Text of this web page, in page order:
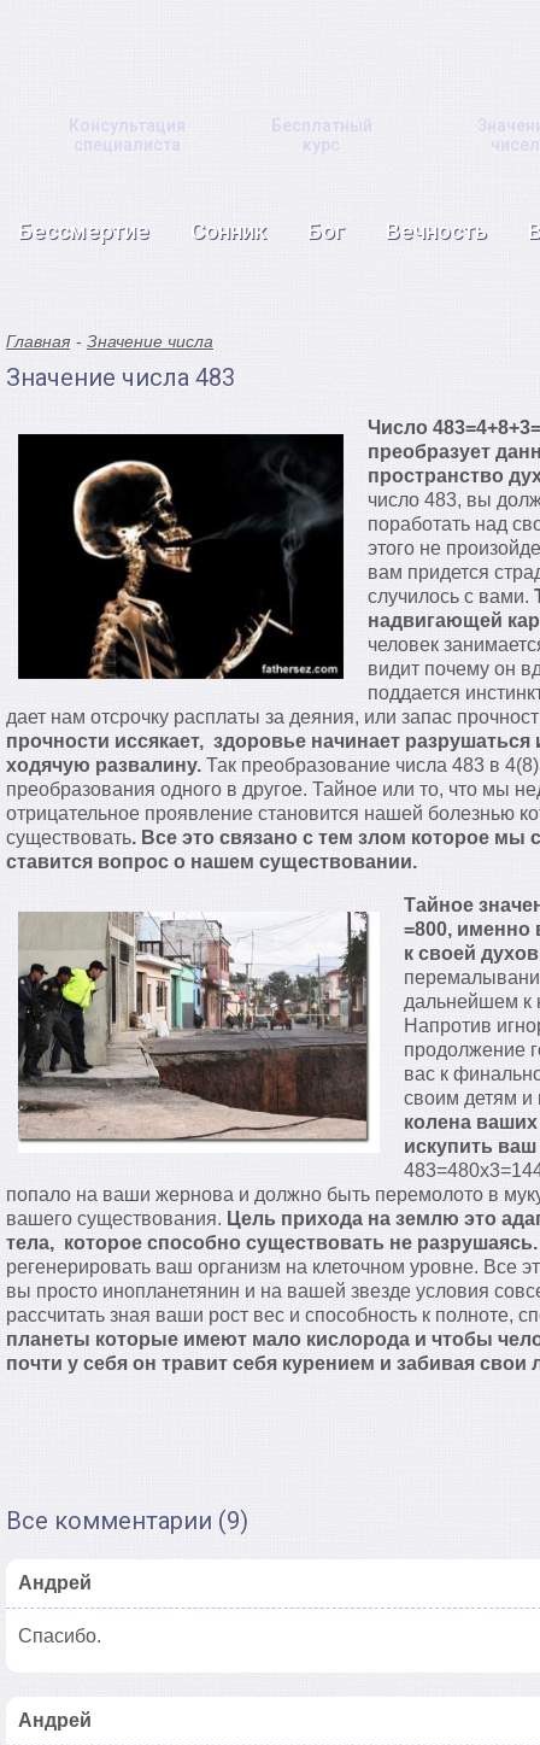
Консультация
специалиста
Бесплатный
курс
чисел
Бессмертие Сонник Бог Вечность
Главная Значение числа
Значение числа 483
Число
преобразует
пространство
число 483, вы
поработать над
этого не
вам придется
случилось с вами.
надвигающей
человек
видит почему он
поддается
дает нам отсрочку расплаты за деяния, или запас
прочности иссякает, здоровье начинает
ходячую развалину. Так преобразование числа 483 в
преобразования одного в другое. Тайное или то, что мы
отрицательное проявление становится нашей болезнью
существовать. Все это связано с тем злом которое мы
ставится вопрос о нашем существовании.
Тайное
=800, именно
к своей
дальнейшем к
Напротив
продолжение
вас к
своим детям и
колена
искупить ваш
попало на ваши жернова и должно быть перемолото в
вашего существования. Цель прихода на землю это
тела, которое способно существовать не разрушаясь.
регенерировать ваш организм на клеточном уровне. Все
вы просто инопланетянин и на вашей звезде условия
рассчитать зная ваши рост вес и способность к полноте,
планеты которые имеют мало кислорода и чтобы
почти у себя он травит себя курением и забивая
Все комментарии (9)
Андрей
Спасибо.
Андрей